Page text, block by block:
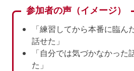
参加者の声（イメージ）
「練習してから本番に臨ん
話せた」
「自分では気づかなかった
た」